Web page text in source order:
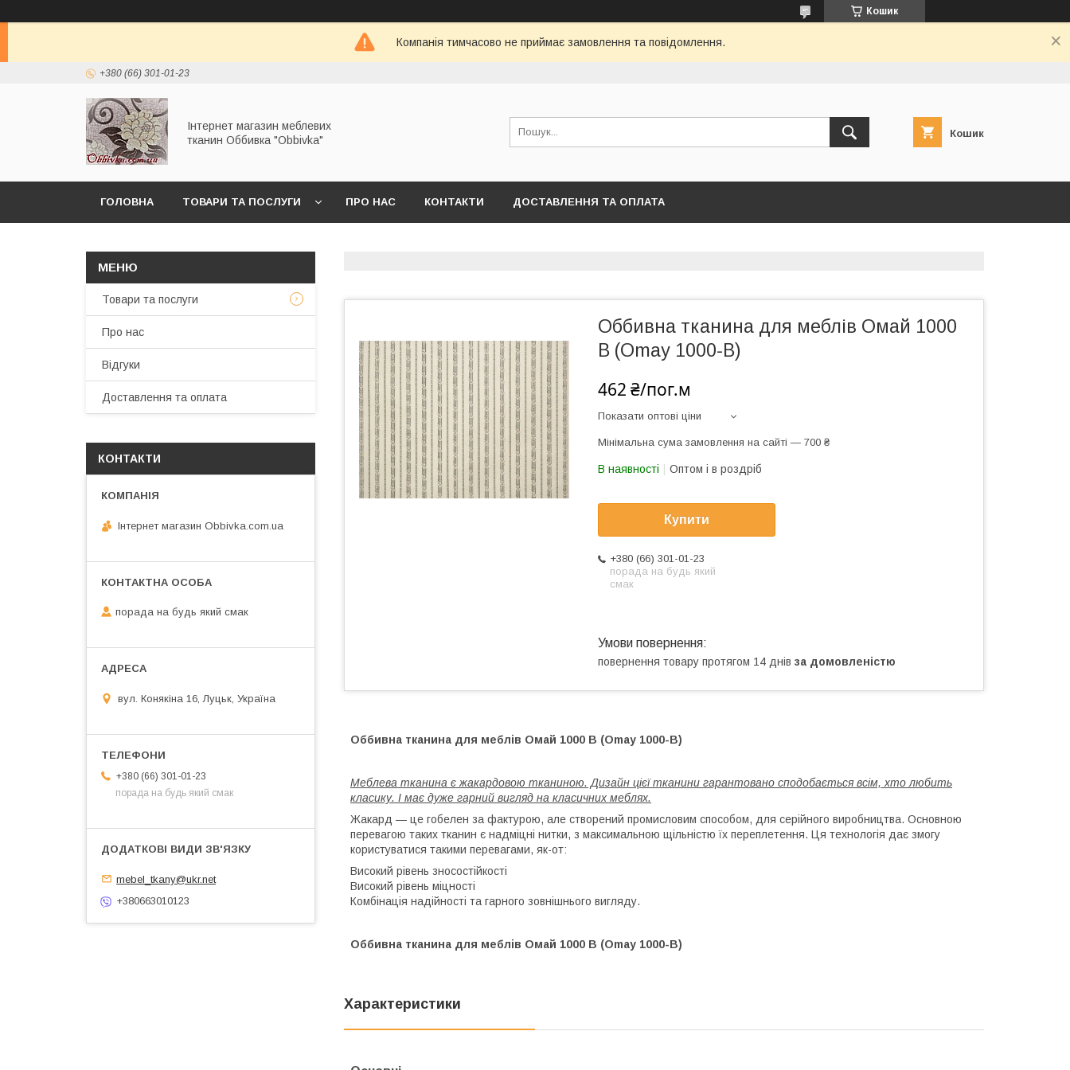
Кошик
Компанія тимчасово не приймає замовлення та повідомлення.
+380 (66) 301-01-23
Інтернет магазин меблевих
тканин Оббивка "Obbivka"
Кошик
ГОЛОВНА ТОВАРИ ТА ПОСЛУГИ ПРО НАС КОНТАКТИ ДОСТАВЛЕННЯ ТА ОПЛАТА
Оббивна тканина для меблів Омай 1000
В (Omay 1000-B)
462 ₴/пог.м
Показати оптові ціни
Мінімальна сума замовлення на сайті — 700 ₴
В наявності Оптом і в роздріб
Купити
+380 (66) 301-01-23
порада на будь який
смак
повернення товару протягом 14 днів за домовленістю
Оббивна тканина для меблів Омай 1000 В (Omay 1000-B)
Меблева тканина є жакардовою тканиною. Дизайн цієї тканини гарантовано сподобається всім, хто любить
класику. І має дуже гарний вигляд на класичних меблях.
Жакард — це гобелен за фактурою, але створений промисловим способом, для серійного виробництва. Основною
перевагою таких тканин є надміцні нитки, з максимальною щільністю їх переплетення. Ця технологія дає змогу
користуватися такими перевагами, як-от:
Високий рівень зносостійкості
Високий рівень міцності
Комбінація надійності та гарного зовнішнього вигляду.
Оббивна тканина для меблів Омай 1000 В (Omay 1000-B)
Характеристики
Товари та послуги
Про нас
Відгуки
Доставлення та оплата
КОНТАКТИ
Інтернет магазин Obbivka.com.ua
порада на будь який смак
вул. Конякіна 16, Луцьк, Україна
+380 (66) 301-01-23
порада на будь який смак
mebel_tkany@ukr.net
+380663010123